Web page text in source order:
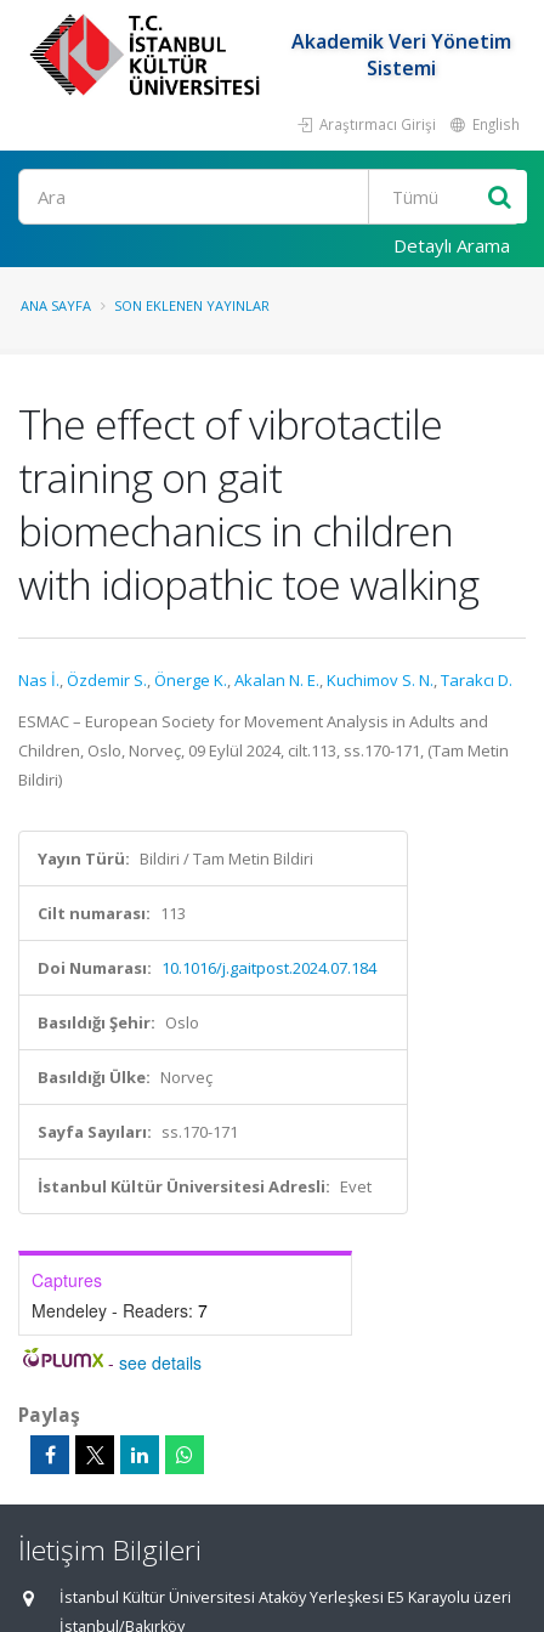
Akademik Veri Yönetim
Sistemi
Araştırmacı Girişi English
Ara
Detaylı Arama
ANA SAYFA SON EKLENEN YAYINLAR
The effect of vibrotactile
training on gait
biomechanics in children
with idiopathic toe walking
Nas İ.,Özdemir S.,Önerge K.,Akalan N. E.,Kuchimov S. N.,Tarakcı D.
ESMAC – European Society for Movement Analysis in Adults and
Children, Oslo, Norveç, 09 Eylül 2024, cilt.113, ss.170-171, (Tam Metin
Bildiri)
Yayın Türü: Bildiri / Tam Metin Bildiri
Cilt numarası: 113
Doi Numarası: 10.1016/j.gaitpost.2024.07.184
Basıldığı Şehir: Oslo
Basıldığı Ülke: Norveç
Sayfa Sayıları: ss.170-171
İstanbul Kültür Üniversitesi Adresli: Evet
Captures
Mendeley - Readers: 7
- see details
Paylaş
İletişim Bilgileri
İstanbul Kültür Üniversitesi Ataköy Yerleşkesi E5 Karayolu üzeri
İstanbul/Bakırköy